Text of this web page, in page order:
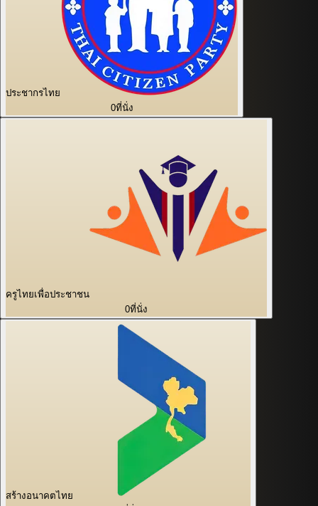
ประชากรไทย
0ที่นั่ง
ครูไทยเพื่อประชาชน
0ที่นั่ง
สร้างอนาคตไทย